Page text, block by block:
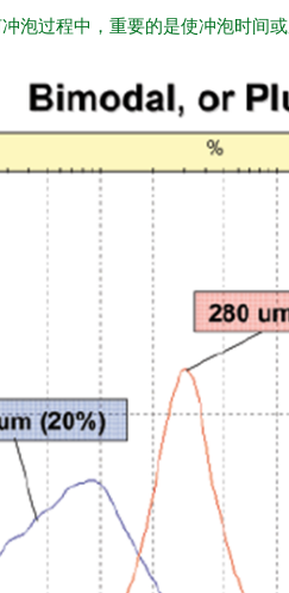
泡过程中，重要的是使冲泡时间